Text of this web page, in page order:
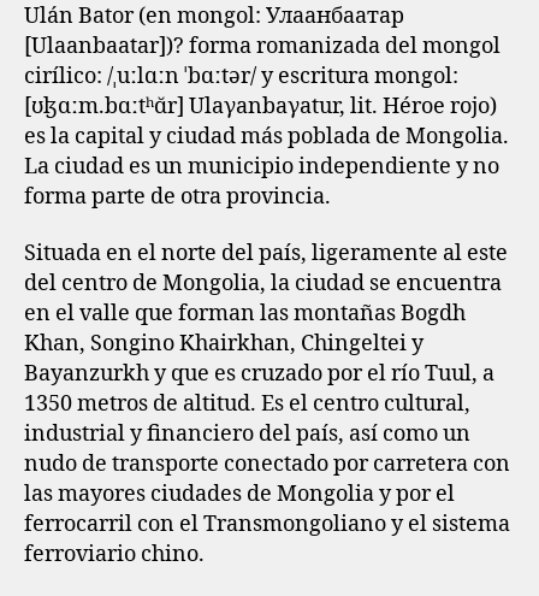
Ulán Bator (en mongol: Улаанбаатар
[Ulaanbaatar])? forma romanizada del mongol
cirílico: /ˌuːlɑːn ˈbɑːtər/ y escritura mongol:
[ʊɮɑːm.bɑːtʰɑ̆r] Ulaγanbaγatur, lit. Héroe rojo)
es la capital y ciudad más poblada de Mongolia.
La ciudad es un municipio independiente y no
forma parte de otra provincia.
Situada en el norte del país, ligeramente al este
del centro de Mongolia, la ciudad se encuentra
en el valle que forman las montañas Bogdh
Khan, Songino Khairkhan, Chingeltei y
Bayanzurkh y que es cruzado por el río Tuul, a
1350 metros de altitud. Es el centro cultural,
industrial y financiero del país, así como un
nudo de transporte conectado por carretera con
las mayores ciudades de Mongolia y por el
ferrocarril con el Transmongoliano y el sistema
ferroviario chino.